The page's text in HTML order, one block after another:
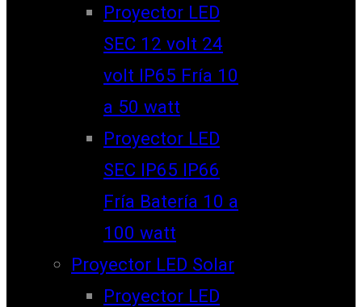
Proyector LED
SEC 12 volt 24
volt IP65 Fría 10
a 50 watt
Proyector LED
SEC IP65 IP66
Fría Batería 10 a
100 watt
Proyector LED Solar
Proyector LED